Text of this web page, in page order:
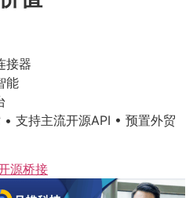
接器
能
• 支持主流开源API • 预置外贸
源桥接